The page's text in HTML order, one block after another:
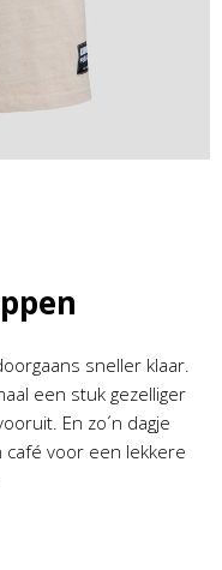
sneller klaar.
een stuk gezelliger
En zo´n dagje
voor een lekkere